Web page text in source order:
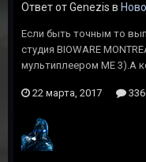
Ответ от Genezis в
Если быть точным то
студия BIOWARE
мультиплеером МЕ 3).A
22 марта, 2017